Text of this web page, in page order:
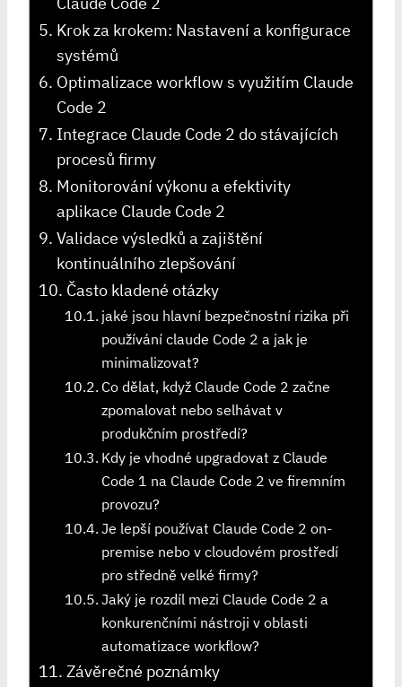
Krok za krokem: Nastavení a konfigurace
systémů
Optimalizace workflow s⁢ využitím Claude
Code 2
Integrace⁤ Claude Code 2 do stávajících
procesů firmy
Monitorování výkonu a efektivity
aplikace Claude Code 2
Validace výsledků a zajištění
kontinuálního zlepšování
Často kladené otázky
jaké jsou ⁤hlavní bezpečnostní rizika při
používání ⁢claude ⁤Code 2 a ⁣jak je
minimalizovat?
Co dělat, když Claude ⁢Code 2 začne
⁤zpomalovat nebo selhávat v
produkčním prostředí?
Kdy je vhodné upgradovat z Claude
Code 1 na Claude Code 2 ve firemním
provozu?
Je lepší používat ⁣Claude Code 2 on-
premise nebo v cloudovém prostředí
pro středně velké firmy?
Jaký je⁤ rozdíl⁤ mezi Claude Code 2 a
konkurenčními nástroji v oblasti
automatizace workflow?
Závěrečné poznámky